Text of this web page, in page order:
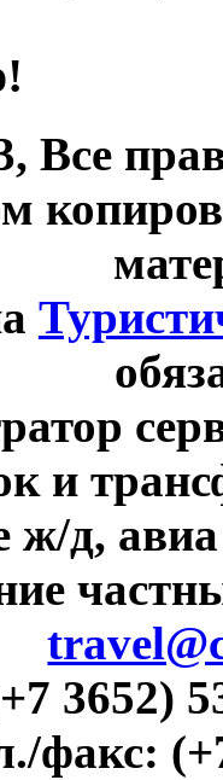
Все
и
ж/д,
3652)
факс: